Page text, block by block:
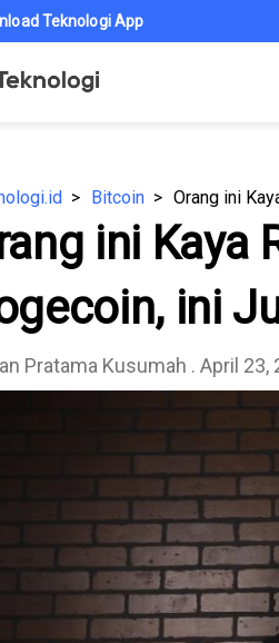
Teknologi App
Bitcoin Orang ini
ini Kaya
ini
Pratama Kusumah . April 23,